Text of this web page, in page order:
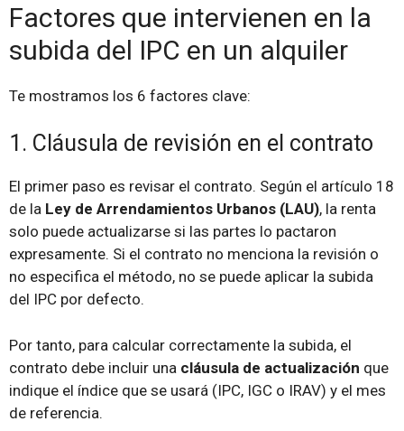
Factores que intervienen en la
subida del IPC en un alquiler
Te mostramos los 6 factores clave:
1. Cláusula de revisión en el contrato
El primer paso es revisar el contrato. Según el artículo 18
de la Ley de Arrendamientos Urbanos (LAU), la renta
solo puede actualizarse si las partes lo pactaron
expresamente. Si el contrato no menciona la revisión o
no especifica el método, no se puede aplicar la subida
del IPC por defecto.
Por tanto, para calcular correctamente la subida, el
contrato debe incluir una cláusula de actualización que
indique el índice que se usará (IPC, IGC o IRAV) y el mes
de referencia.